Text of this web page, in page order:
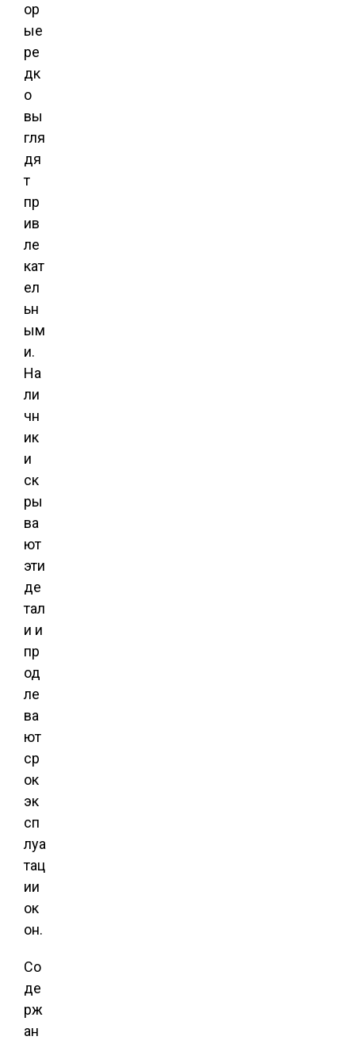
ор
ые
ре
дк
о
вы
гля
дя
т
пр
ив
ле
кат
ел
ьн
ым
и.
На
ли
чн
ик
и
ск
ры
ва
ют
эти
де
тал
и и
пр
од
ле
ва
ют
ср
ок
эк
сп
луа
тац
ии
ок
он.
Со
де
рж
ан